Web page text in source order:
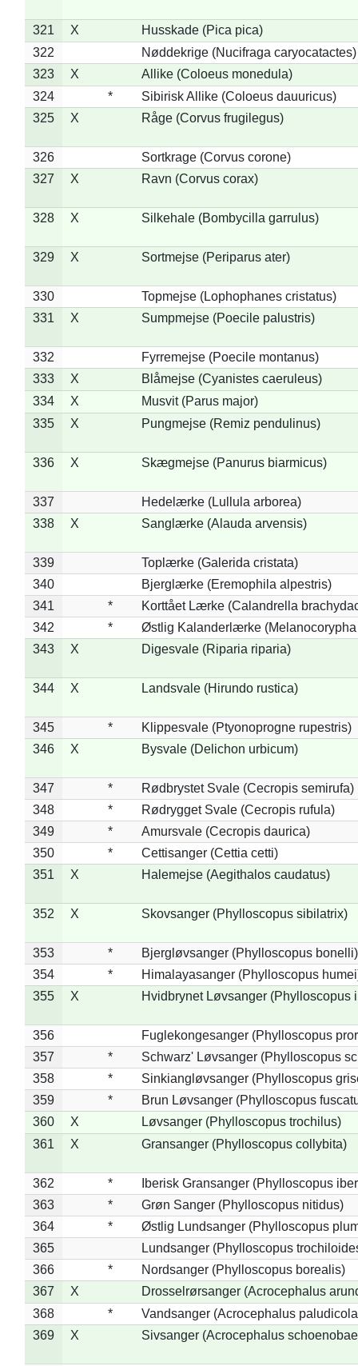
321 X
Husskade (Pica pica)
322
Nøddekrige (Nucifraga caryocatactes)
323
X
Allike (Coloeus monedula)
324
*
Sibirisk Allike (Coloeus dauuricus)
325
X Råge (Corvus frugilegus)
326
Sortkrage (Corvus corone)
327
X Ravn (Corvus corax)
328 X Silkehale (Bombycilla garrulus)
329 X Sortmejse (Periparus ater)
330
Topmejse (Lophophanes cristatus)
331
X Sumpmejse (Poecile palustris)
332
Fyrremejse (Poecile montanus)
333
X
Blåmejse (Cyanistes caeruleus)
334
X
Musvit (Parus major)
335
X Pungmejse (Remiz pendulinus)
336 X Skægmejse (Panurus biarmicus)
337
Hedelærke (Lullula arborea)
338
X Sanglærke (Alauda arvensis)
339
Toplærke (Galerida cristata)
340
Bjerglærke (Eremophila alpestris)
341
*
Korttået Lærke (Calandrella
342
*
Østlig Kalanderlærke (Melanocorypha
343
X Digesvale (Riparia riparia)
344 X Landsvale (Hirundo rustica)
345 *
Klippesvale (Ptyonoprogne rupestris)
346
X Bysvale (Delichon urbicum)
347 *
Rødbrystet Svale (Cecropis semirufa)
348
*
Rødrygget Svale (Cecropis rufula)
349
*
Amursvale (Cecropis daurica)
350
*
Cettisanger (Cettia cetti)
351
X Halemejse (Aegithalos caudatus)
352 X Skovsanger (Phylloscopus sibilatrix)
353 *
Bjergløvsanger (Phylloscopus bonelli)
354
*
Himalayasanger (Phylloscopus
355
X Hvidbrynet Løvsanger (Phylloscopus
356
Fuglekongesanger (Phylloscopus
357
*
Schwarz' Løvsanger (Phylloscopus
358
*
Sinkiangløvsanger (Phylloscopus
359
*
Brun Løvsanger (Phylloscopus
360
X
Løvsanger (Phylloscopus trochilus)
361
X Gransanger (Phylloscopus collybita)
362 *
Iberisk Gransanger (Phylloscopus
363
*
Grøn Sanger (Phylloscopus nitidus)
364
*
Østlig Lundsanger (Phylloscopus
365
Lundsanger (Phylloscopus
366
*
Nordsanger (Phylloscopus borealis)
367
X
Drosselrørsanger (Acrocephalus
368
*
Vandsanger (Acrocephalus
369
X Sivsanger (Acrocephalus